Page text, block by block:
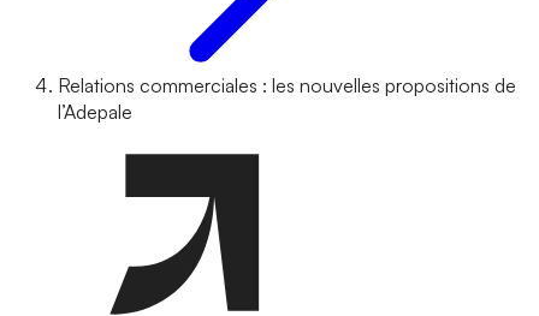
Relations commerciales : les nouvelles propositions de
l’Adepale